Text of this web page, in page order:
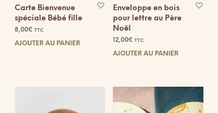
Carte Bienvenue
spéciale Bébé fille
8,00€ TTC
AJOUTER AU PANIER
Enveloppe en bois
pour lettre au Père
Noël
12,00€ TTC
AJOUTER AU PANIER